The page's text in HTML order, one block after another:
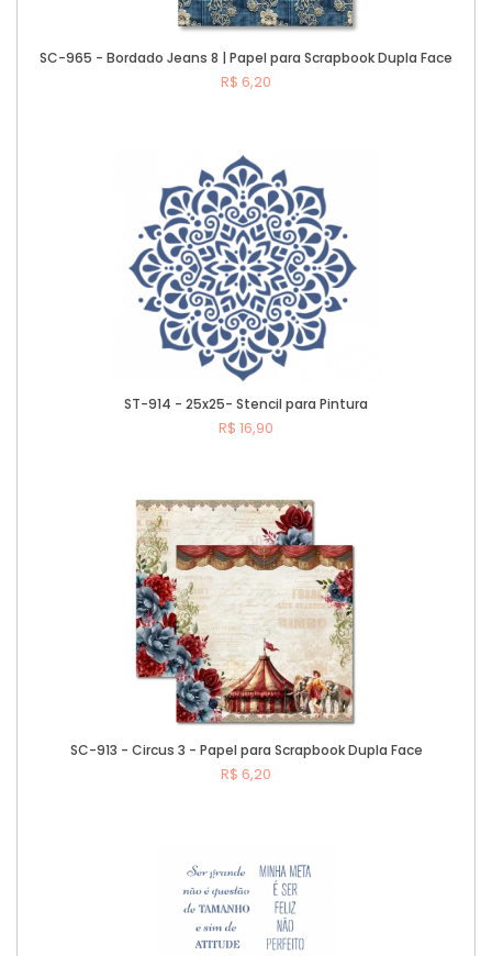
SC-965 - Bordado Jeans 8 | Papel para Scrapbook Dupla Face
R$ 6,20
ST-914 - 25x25- Stencil para Pintura
R$ 16,90
SC-913 - Circus 3 - Papel para Scrapbook Dupla Face
R$ 6,20